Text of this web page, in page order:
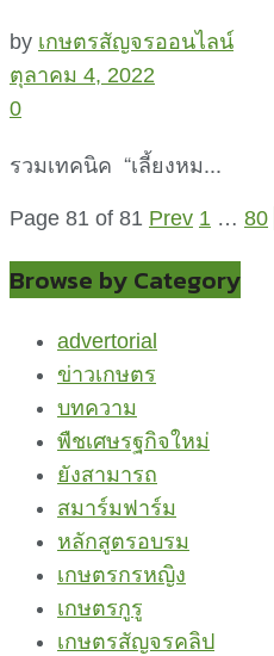
by เกษตรสัญจรออนไลน์
ตุลาคม 4, 2022
0
รวมเทคนิค “เลี้ยงหม...
Page 81 of 81 Prev 1 … 80
Browse by Category
advertorial
ข่าวเกษตร
บทความ
พืชเศษรฐกิจใหม่
ยังสามารถ
สมาร์มฟาร์ม
หลักสูตรอบรม
เกษตรกรหญิง
เกษตรกูรู
เกษตรสัญจรคลิป